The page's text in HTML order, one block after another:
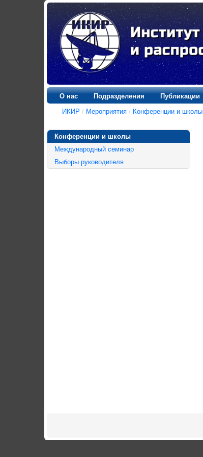
О нас Подразделения Публикации
ИКИР / Мероприятия / Конференции и школы
Конференции и школы
Международный семинар
Выборы руководителя